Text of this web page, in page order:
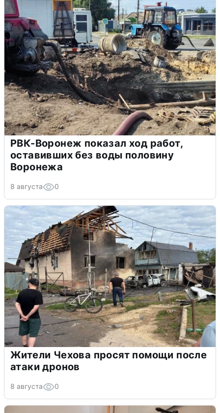
РВК-Воронеж показал ход работ,
оставивших без воды половину
Воронежа
8 августа 0
Жители Чехова просят помощи после
атаки дронов
8 августа 0